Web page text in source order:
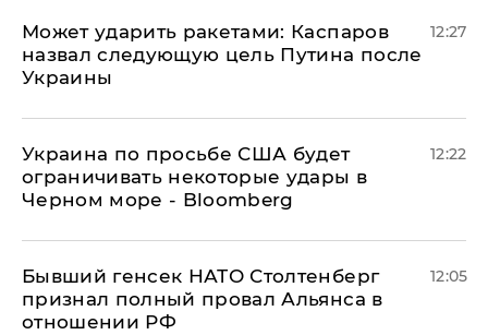
Может ударить ракетами: Каспаров
назвал следующую цель Путина после
Украины
12:27
Украина по просьбе США будет
ограничивать некоторые удары в
Черном море - Bloomberg
12:22
Бывший генсек НАТО Столтенберг
признал полный провал Альянса в
отношении РФ
12:05